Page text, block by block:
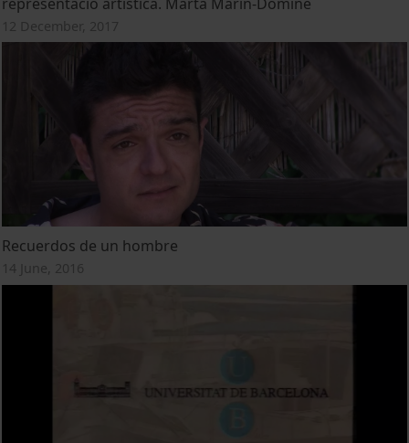
12 December, 2017
Recuerdos de un hombre
14 June, 2016